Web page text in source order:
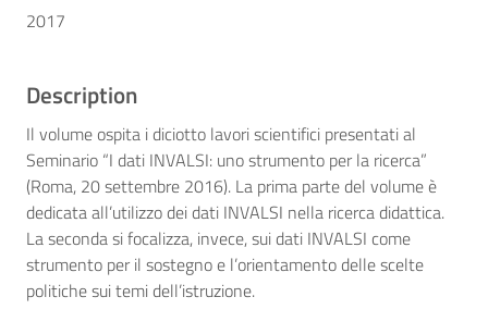
2017
Description
Il volume ospita i diciotto lavori scientifici presentati al
Seminario “I dati INVALSI: uno strumento per la ricerca”
(Roma, 20 settembre 2016). La prima parte del volume è
dedicata all’utilizzo dei dati INVALSI nella ricerca didattica.
La seconda si focalizza, invece, sui dati INVALSI come
strumento per il sostegno e l’orientamento delle scelte
politiche sui temi dell’istruzione.